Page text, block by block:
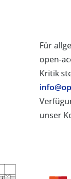
Für
open-
Kritik
unser